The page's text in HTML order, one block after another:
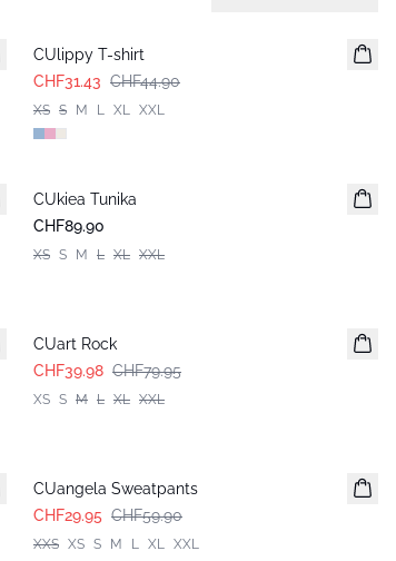
CUlippy T-shirt
CHF31.43 CHF44.90
XS S M L XL XXL
CUkiea Tunika
CHF89.90
XS S M L XL XXL
CUart Rock
CHF39.98 CHF79.95
XS S M L XL XXL
CUangela Sweatpants
CHF29.95 CHF59.90
XXS XS S M L XL XXL